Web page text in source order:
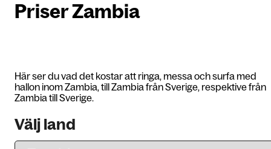
Priser Zambia
Här ser du vad det kostar att ringa, messa och surfa med
hallon inom Zambia, till Zambia från Sverige, respektive från
Zambia till Sverige.
Välj land